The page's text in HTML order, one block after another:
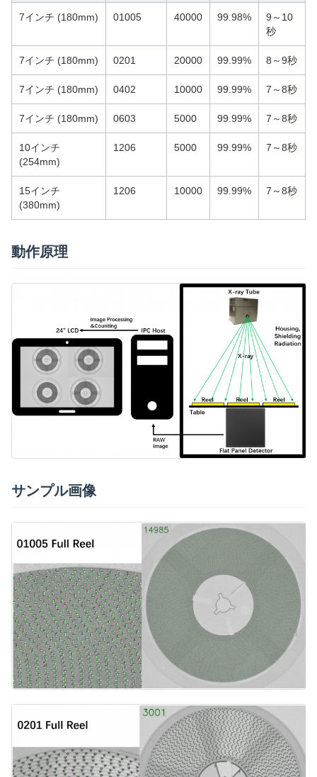
7インチ (180mm) 01005 40000 99.98%
9～10
秒
7インチ (180mm) 0201 20000 99.99% 8～9秒
7インチ (180mm) 0402 10000 99.99% 7～8秒
7インチ (180mm) 0603 5000 99.99% 7～8秒
10インチ
(254mm)
1206 5000 99.99% 7～8秒
15インチ
(380mm)
1206 10000 99.99% 7～8秒
動作原理
サンプル画像